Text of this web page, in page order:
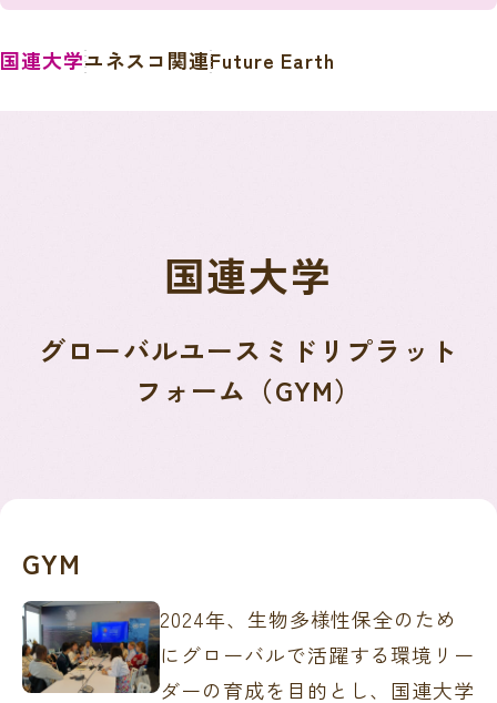
国連大学ユネスコ関連Future Earth
国連大学
グローバルユースミドリプラット
フォーム（GYM）
GYM
2024年、生物多様性保全のため
にグローバルで活躍する環境リー
ダーの育成を目的とし、国連大学